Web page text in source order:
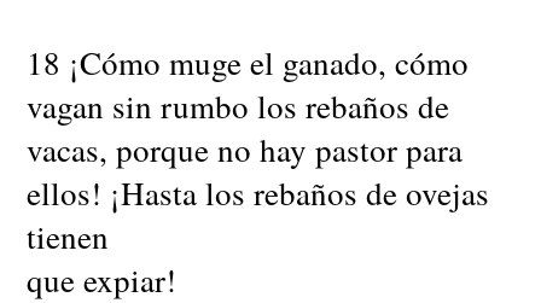
18 ¡Cómo muge el ganado, cómo
vagan sin rumbo los rebaños de
vacas, porque no hay pastor para
ellos! ¡Hasta los rebaños de ovejas
tienen
que expiar!